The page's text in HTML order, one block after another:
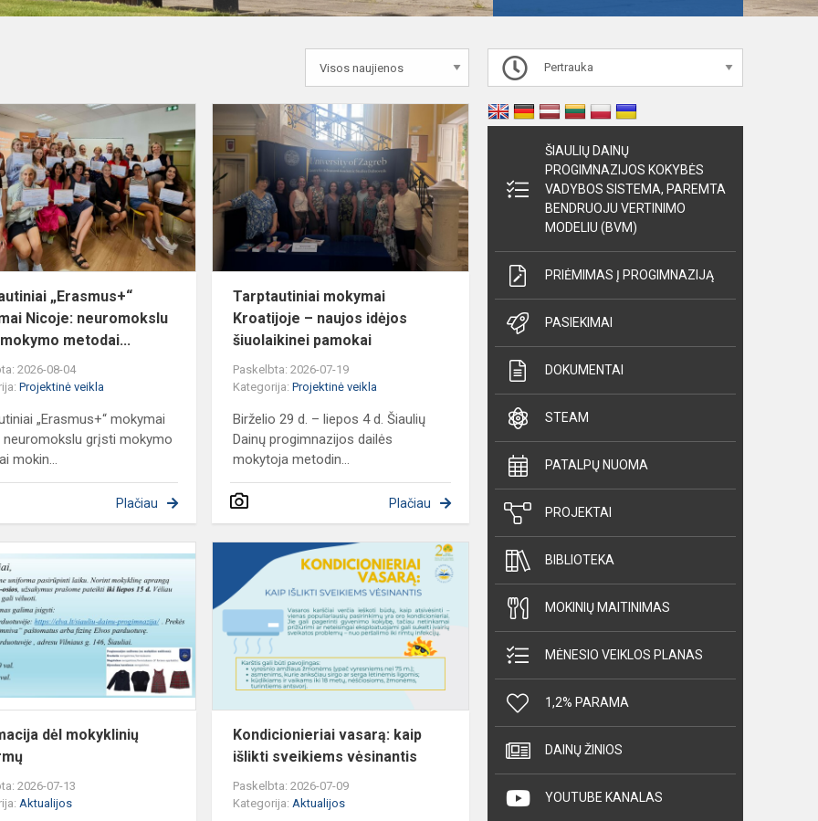
Tarptautiniai
„Erasmus+“
mokymai
Nicoje:
neuromokslu
grįsti...
„Erasmus+“
Nicoje: neuromokslu
metodai...
2026-08-04
Projektinė veikla
„Erasmus+“ mokymai
neuromokslu grįsti mokymo
mokin...
Plačiau
Tarptautiniai
naujos
idėjos
šiuolaikin...
Tarptautiniai mokymai
Kroatijoje – naujos idėjos
šiuolaikinei pamokai
Paskelbta: 2026-07-19
Kategorija:Projektinė veikla
Birželio 29 d. – liepos 4 d. Šiaulių
Dainų progimnazijos dailės
mokytoja metodin...
Plačiau
Informacija
mokyklinių
dėl mokyklinių
2026-07-13
Aktualijos
Kondicionieriai
vasarą:
vėsinantis
Kondicionieriai vasarą: kaip
išlikti sveikiems vėsinantis
Paskelbta: 2026-07-09
Kategorija:Aktualijos
Pertrauka
ŠIAULIŲ DAINŲ
PROGIMNAZIJOS KOKYBĖS
VADYBOS SISTEMA, PAREMTA
BENDRUOJU VERTINIMO
MODELIU (BVM)
PRIĖMIMAS Į PROGIMNAZIJĄ
PASIEKIMAI
DOKUMENTAI
STEAM
PATALPŲ NUOMA
PROJEKTAI
BIBLIOTEKA
MOKINIŲ MAITINIMAS
MĖNESIO VEIKLOS PLANAS
1,2% PARAMA
DAINŲ ŽINIOS
YOUTUBE KANALAS